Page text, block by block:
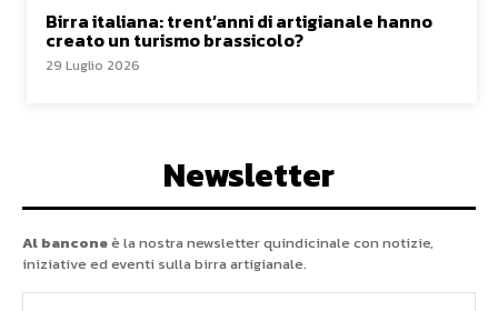
Birra italiana: trent’anni di artigianale hanno
creato un turismo brassicolo?
29 Luglio 2026
Newsletter
Al banconeè la nostra newsletter quindicinale con notizie,
iniziative ed eventi sulla birra artigianale.